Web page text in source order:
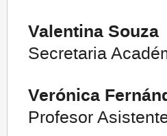
Valentina Souza
Secretaria
Verónica
Profesor